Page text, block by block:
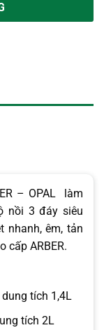
– OPAL làm
nồi 3 đáy siêu
nhanh, êm, tản
cấp ARBER.
tích 1,4L
tích 2L